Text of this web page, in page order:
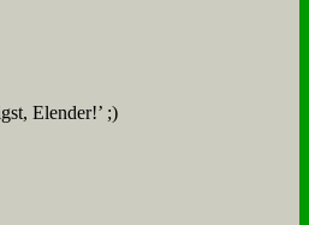
Elen­der!’ ;)